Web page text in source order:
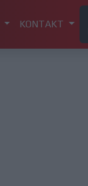
KONTAKT